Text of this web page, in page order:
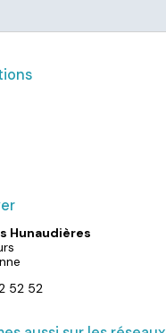
Hunaudières
52 52